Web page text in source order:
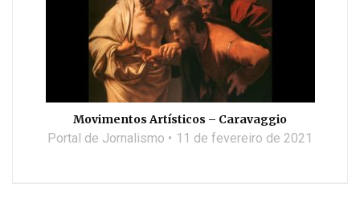
Movimentos Artísticos – Caravaggio
Portal de Jornalismo 11 de fevereiro de 2021